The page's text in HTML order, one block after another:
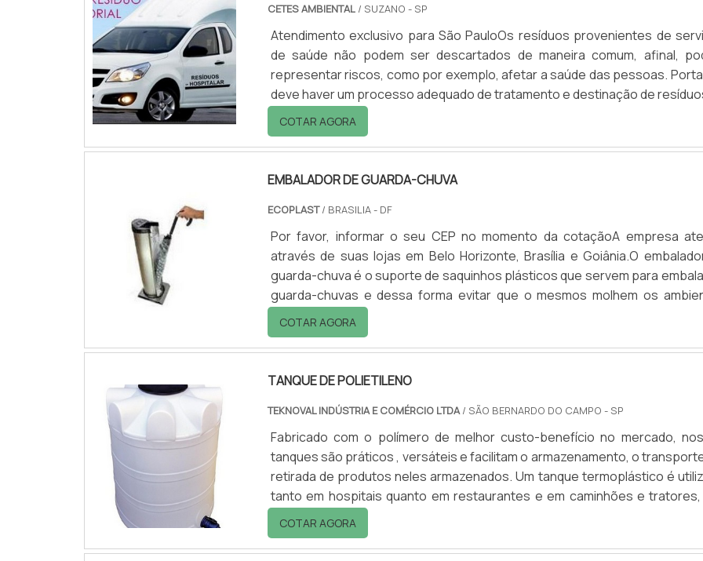
CETES AMBIENTAL/ SUZANO - SP
Atendimento exclusivo para São PauloOs resíduos provenientes de
de saúde não podem ser descartados de maneira comum, afinal,
representar riscos, como por exemplo, afetar a saúde das pessoas.
deve haver um processo adequado de tratamento e destinação de
serviço de saúde.Dentro do grupo de locais que produzem resíduos do
de saúde, estão os provenientes de hospitais – no caso, o lixo
outros como: - Farmácias; - Consultórios odontológic.
COTAR AGORA
EMBALADOR DE GUARDA-CHUVA
ECOPLAST/ BRASILIA - DF
Por favor, informar o seu CEP no momento da cotaçãoA empresa
através de suas lojas em Belo Horizonte, Brasília e Goiânia.O
guarda-chuva é o suporte de saquinhos plásticos que servem para
guarda-chuvas e dessa forma evitar que o mesmos molhem os
internos. É usado em: - Recepções de empresas; - Lojas; - Hotéis; -
Hospitais, etc.O embalador de guarda-chuva é fabricado em aço
com pintura eletrostática ou em aço inox. A ECOPLAST fornece.
COTAR AGORA
TANQUE DE POLIETILENO
TEKNOVAL INDÚSTRIA E COMÉRCIO LTDA/ SÃO BERNARDO DO CAMPO - SP
Fabricado com o polímero de melhor custo-benefício no mercado,
tanques são práticos , versáteis e facilitam o armazenamento, o transporte e a
retirada de produtos neles armazenados. Um tanque termoplástico é
tanto em hospitais quanto em restaurantes e em caminhões e tratores,
exemplo. Considerando a versatilidade de um tanque de polietileno e
em ampliar cada vez mais o leque de opções dos clientes, a Teknoval
comercializa vasta gama de opções dessas peças.
COTAR AGORA